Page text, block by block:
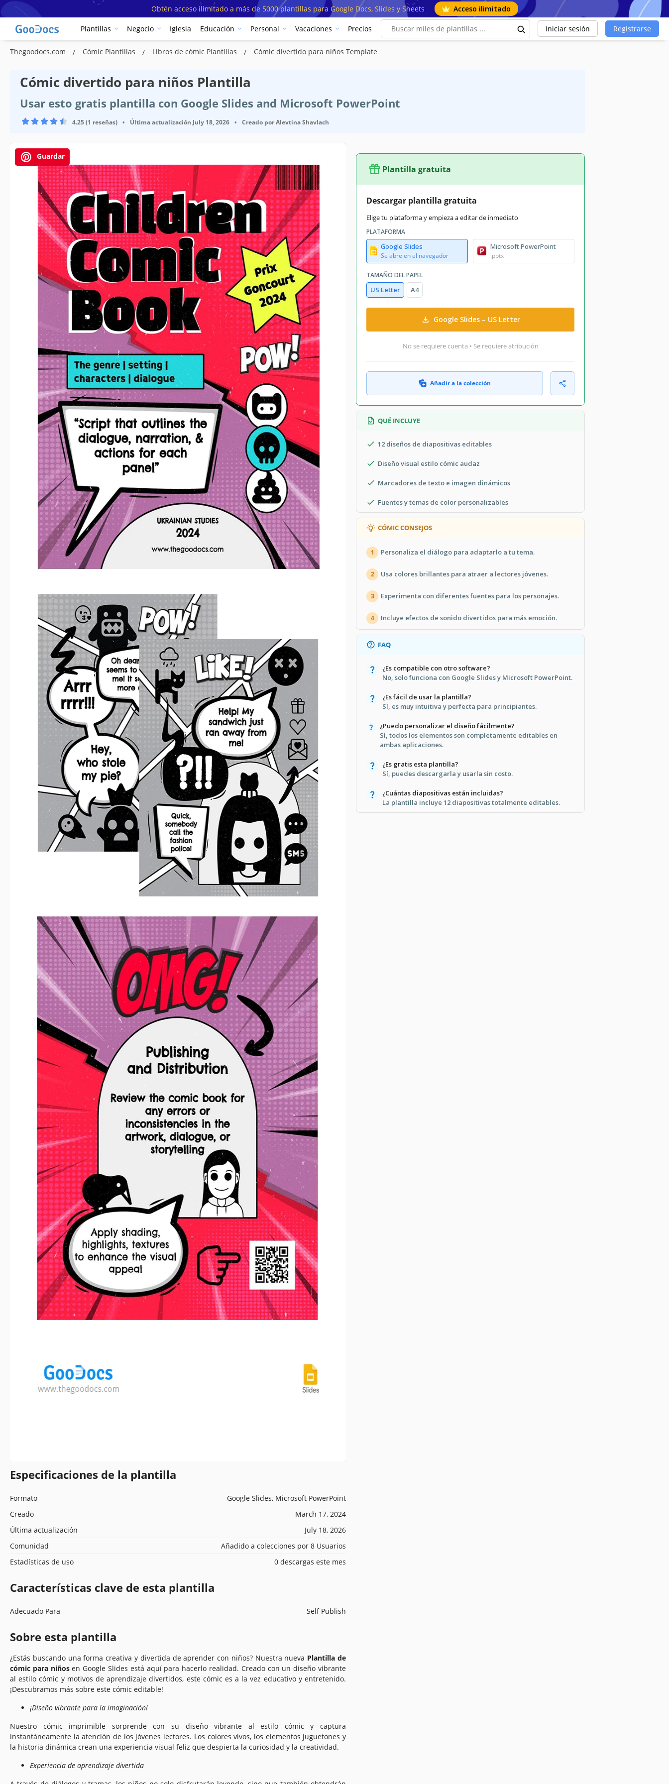
Obtén acceso ilimitado a más de 5000 plantillas para Google Docs, Slides y Sheets Acceso ilimitado
Plantillas Negocio Iglesia Educación Personal Vacaciones Precios Iniciar sesión Registrarse
Thegoodocs.com Cómic Plantillas Libros de cómic Plantillas Cómic divertido para niños Template
Cómic divertido para niños Plantilla
Usar esto gratis plantilla con Google Slides and Microsoft PowerPoint
4.25 (1 reseñas) • Última actualización July 18, 2026 • Creado porAlevtina Shavlach
Guardar
Especificaciones de la plantilla
Formato
Google Slides, Microsoft PowerPoint
Creado
March 17, 2024
Última actualización
July 18, 2026
Comunidad
Añadido a colecciones por 8 Usuarios
Estadísticas de uso
0 descargas este mes
Características clave de esta plantilla
Adecuado Para Self Publish
Sobre esta plantilla
¿Estás buscando una forma creativa y divertida de aprender con niños? Nuestra nueva Plantilla de
cómic para niñosen Google Slides está aquí para hacerlo realidad. Creado con un diseño vibrante
al estilo cómic y motivos de aprendizaje divertidos, este cómic es a la vez educativo y entretenido.
¡Descubramos más sobre este cómic editable!
¡Diseño vibrante para la imaginación!
Nuestro cómic imprimible sorprende con su diseño vibrante al estilo cómic y captura
instantáneamente la atención de los jóvenes lectores. Los colores vivos, los elementos juguetones y
la historia dinámica crean una experiencia visual feliz que despierta la curiosidad y la creatividad.
Experiencia de aprendizaje divertida
Plantilla gratuita
Descargar plantilla gratuita
Elige tu plataforma y empieza a editar de inmediato
PLATAFORMA
Google Slides
Se abre en el navegador
Microsoft PowerPoint
.pptx
TAMAÑO DEL PAPEL
US Letter A4
Google Slides – US Letter
No se requiere cuenta • Se requiere atribución
Añadir a la colección
QUÉ INCLUYE
12 diseños de diapositivas editables
Diseño visual estilo cómic audaz
Marcadores de texto e imagen dinámicos
Fuentes y temas de color personalizables
CÓMIC CONSEJOS
1 Personaliza el diálogo para adaptarlo a tu tema.
2 Usa colores brillantes para atraer a lectores jóvenes.
3 Experimenta con diferentes fuentes para los personajes.
4 Incluye efectos de sonido divertidos para más emoción.
FAQ
¿Es compatible con otro software?
No, solo funciona con Google Slides y Microsoft PowerPoint.
¿Es fácil de usar la plantilla?
Sí, es muy intuitiva y perfecta para principiantes.
¿Puedo personalizar el diseño fácilmente?
Sí, todos los elementos son completamente editables en
ambas aplicaciones.
¿Es gratis esta plantilla?
Sí, puedes descargarla y usarla sin costo.
¿Cuántas diapositivas están incluidas?
La plantilla incluye 12 diapositivas totalmente editables.